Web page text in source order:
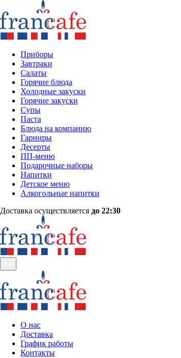
Приборы
Завтраки
Салаты
Горячие блюда
Холодные закуски
Горячие закуски
Супы
Паста
Блюда на компанию
Гарниры
Десерты
ПП-меню
Подарочные наборы
Напитки
Детское меню
Алкогольные напитки
Доставка осуществляется до 22:30
О нас
Доставка
График работы
Контакты